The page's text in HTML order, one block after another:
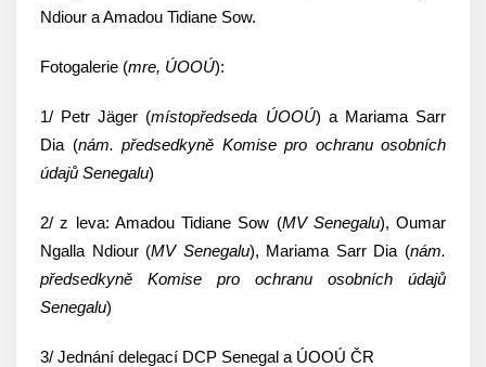
Ndiour a Amadou Tidiane Sow.
Fotogalerie (mre, ÚOOÚ):
1/ Petr Jäger (místopředseda ÚOOÚ) a Mariama Sarr
Dia (nám. předsedkyně Komise pro ochranu osobních
údajů Senegalu)
2/ z leva: Amadou Tidiane Sow (MV Senegalu), Oumar
Ngalla Ndiour (MV Senegalu), Mariama Sarr Dia (nám.
předsedkyně Komise pro ochranu osobních údajů
Senegalu)
3/ Jednání delegací DCP Senegal a ÚOOÚ ČR